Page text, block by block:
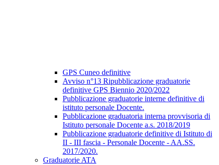
GPS Cuneo definitive
Avviso n°13 Ripubblicazione graduatorie
definitive GPS Biennio 2020/2022
Pubblicazione graduatorie interne definitive di
istituto personale Docente.
Pubblicazione graduatoria interna provvisoria di
Istituto personale Docente a.s. 2018/2019
Pubblicazione graduatorie definitive di Istituto di
II - III fascia - Personale Docente - AA.SS.
2017/2020.
Graduatorie ATA